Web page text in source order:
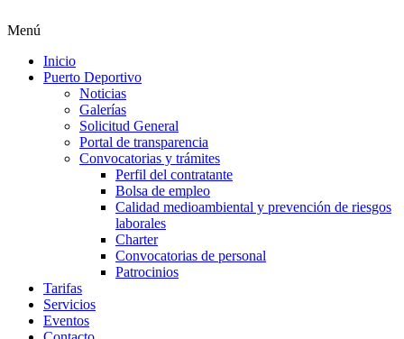
Menú
Inicio
Puerto Deportivo
Noticias
Galerías
Solicitud General
Portal de transparencia
Convocatorias y trámites
Perfil del contratante
Bolsa de empleo
Calidad medioambiental y prevención de riesgos
laborales
Charter
Convocatorias de personal
Patrocinios
Tarifas
Servicios
Eventos